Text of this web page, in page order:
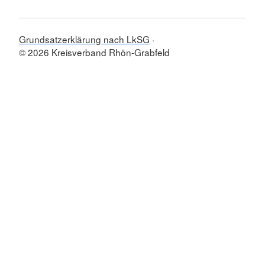
Grundsatzerklärung nach LkSG
© 2026 Kreisverband Rhön-Grabfeld